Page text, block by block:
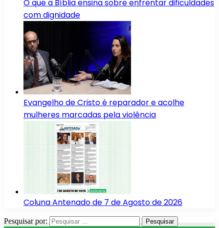
O que a Bíblia ensina sobre enfrentar dificuldades
com dignidade
Evangelho de Cristo é reparador e acolhe
mulheres marcadas pela violência
Coluna Antenado de 7 de Agosto de 2026
Pesquisar por: